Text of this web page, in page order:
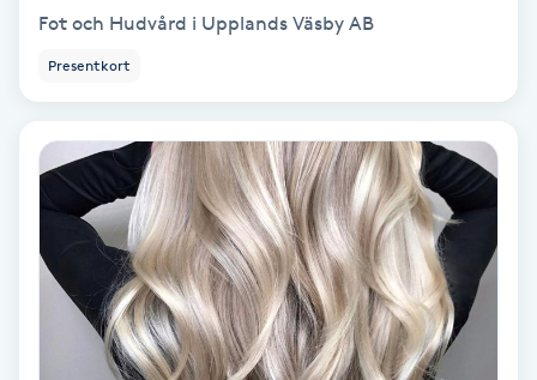
Hårvård
Hälsprickor
Idrottsmassage
Fot och Hudvård i Upplands Väsby AB
Presentkort